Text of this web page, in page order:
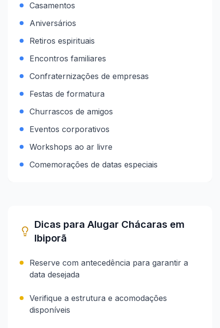
Casamentos
Aniversários
Retiros espirituais
Encontros familiares
Confraternizações de empresas
Festas de formatura
Churrascos de amigos
Eventos corporativos
Workshops ao ar livre
Comemorações de datas especiais
Dicas para Alugar Chácaras em
Ibiporã
Reserve com antecedência para garantir a
data desejada
Verifique a estrutura e acomodações
disponíveis